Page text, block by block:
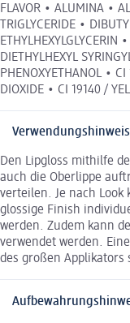
FLAVOR • ALUMINA •
TRIGLYCERIDE •
ETHYLHEXYLGLYCERIN
DIETHYLHEXYL
PHENOXYETHANOL •
DIOXIDE • CI 19140 /
Den Lipgloss mithilfe
auch die Oberlippe
verteilen. Je nach Look
glossige Finish
werden. Zudem kann
verwendet werden.
des großen Applikators